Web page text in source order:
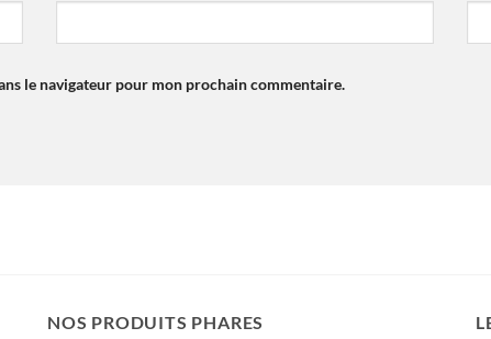
le navigateur pour mon prochain commentaire.
NOS PRODUITS PHARES